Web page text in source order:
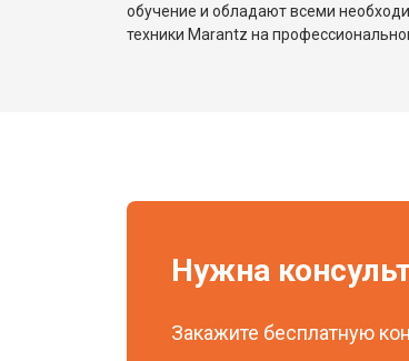
обучение и обладают всеми
техники Marantz на
Нужна
Закажите бесплатную